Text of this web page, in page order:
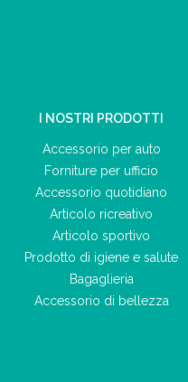
I NOSTRI PRODOTTI
Accessorio per auto
Forniture per ufficio
Accessorio quotidiano
Articolo ricreativo
Articolo sportivo
Prodotto di igiene e salute
Bagaglieria
Accessorio di bellezza